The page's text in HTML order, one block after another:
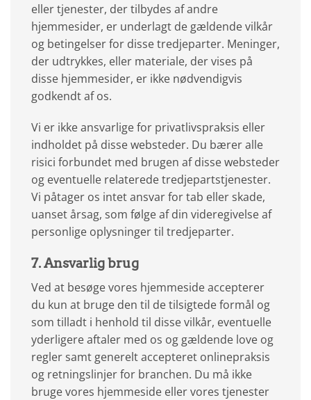
eller tjenester, der tilbydes af andre
hjemmesider, er underlagt de gældende vilkår
og betingelser for disse tredjeparter. Meninger,
der udtrykkes, eller materiale, der vises på
disse hjemmesider, er ikke nødvendigvis
godkendt af os.
Vi er ikke ansvarlige for privatlivspraksis eller
indholdet på disse websteder. Du bærer alle
risici forbundet med brugen af disse websteder
og eventuelle relaterede tredjepartstjenester.
Vi påtager os intet ansvar for tab eller skade,
uanset årsag, som følge af din videregivelse af
personlige oplysninger til tredjeparter.
7. Ansvarlig brug
Ved at besøge vores hjemmeside accepterer
du kun at bruge den til de tilsigtede formål og
som tilladt i henhold til disse vilkår, eventuelle
yderligere aftaler med os og gældende love og
regler samt generelt accepteret onlinepraksis
og retningslinjer for branchen. Du må ikke
bruge vores hjemmeside eller vores tjenester